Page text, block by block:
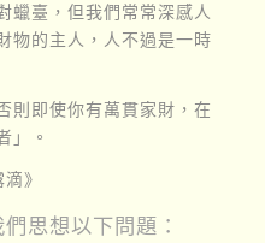
蠟臺，但我們常常深感人
物的主人，人不過是一時
則即使你有萬貫家財，在
」。
》
思想以下問題：